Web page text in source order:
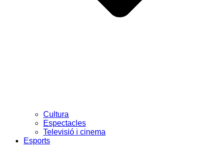
Cultura
Espectacles
Televisió i cinema
Esports